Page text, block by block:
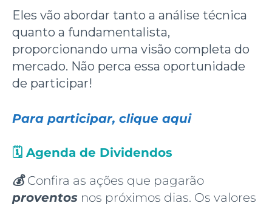
Eles vão abordar tanto a análise técnica
quanto a fundamentalista,
proporcionando uma visão completa do
mercado. Não perca essa oportunidade
de participar!
Para participar, clique aqui
🗓️ Agenda de Dividendos
💰Confira as ações que pagarão
proventos nos próximos dias. Os valores